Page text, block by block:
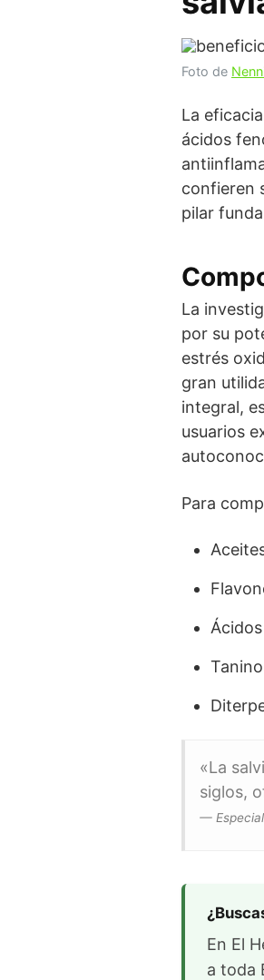
Foto de
La
ácidos
confieren
pilar
La
por su
estrés
gran
integral,
usuarios
Para
«La
siglos,
—
En El
a toda